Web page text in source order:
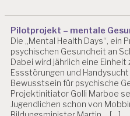
Pilotprojekt – mentale
Die „Mental Health Days“, ein
psychischen Gesundheit an
Dabei wird jährlich eine
Essstörungen und
Bewusstsein für psychische
Projektinitiator Golli Marboe
Jugendlichen schon von